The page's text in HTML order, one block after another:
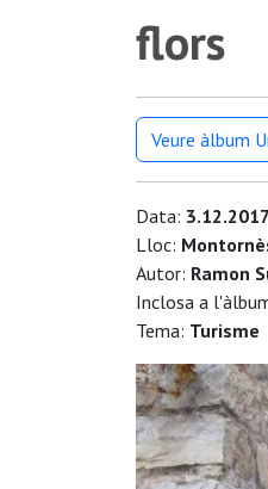
flors
Veure àlbum
Data: 3.12.2017
Lloc:
Autor: Ramon
Inclosa a
Tema: Turisme